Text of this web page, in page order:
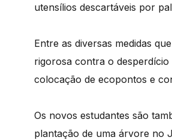
utensílios descartáveis por
Entre as diversas medidas
rigorosa contra o
colocação de ecopontos e
Os novos estudantes são
plantação de uma árvore no